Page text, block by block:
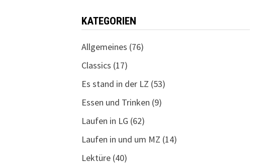
KATEGORIEN
Allgemeines (76)
Classics (17)
Es stand in der LZ (53)
Essen und Trinken (9)
Laufen in LG (62)
Laufen in und um MZ (14)
Lektüre(40)